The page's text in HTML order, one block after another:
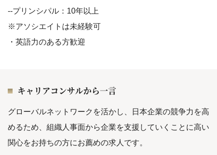
--プリンシパル：10年以上
※アソシエイトは未経験可
・英語力のある方歓迎
キャリアコンサルから一言
グローバルネットワークを活かし、日本企業の競争力を高
めるため、組織人事面から企業を支援していくことに高い
関心をお持ちの方にお薦めの求人です。